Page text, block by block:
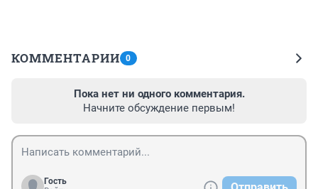
КОММЕНТАРИИ 0
Пока нет ни одного комментария.
Начните обсуждение первым!
Гость